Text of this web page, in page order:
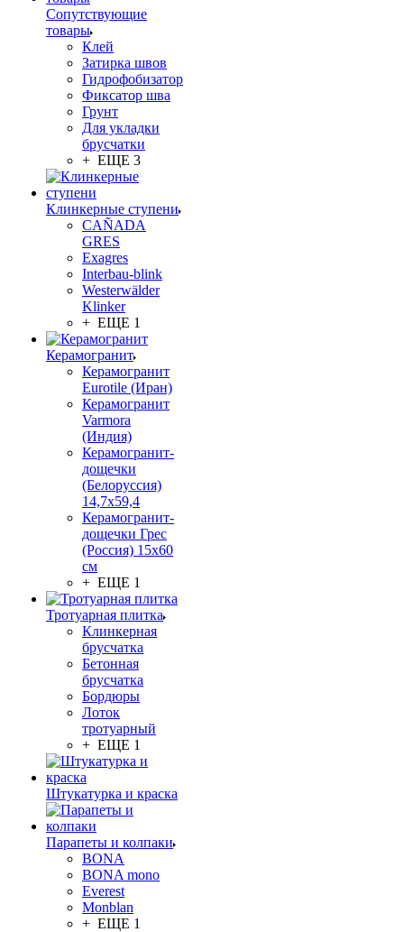
Сопутствующие
товары
Клей
Затирка швов
Гидрофобизатор
Фиксатор шва
Грунт
Для укладки
брусчатки
+ ЕЩЕ 3
Клинкерные ступени
CAÑADA
GRES
Exagres
Interbau-blink
Westerwälder
Klinker
+ ЕЩЕ 1
Керамогранит
Керамогранит
Eurotile (Иран)
Керамогранит
Varmora
(Индия)
Керамогранит-
дощечки
(Белоруссия)
14,7x59,4
Керамогранит-
дощечки Грес
(Россия) 15х60
см
+ ЕЩЕ 1
Тротуарная плитка
Клинкерная
брусчатка
Бетонная
брусчатка
Бордюры
Лоток
тротуарный
+ ЕЩЕ 1
Штукатурка и краска
Парапеты и колпаки
BONA
BONA mono
Everest
Monblan
+ ЕЩЕ 1